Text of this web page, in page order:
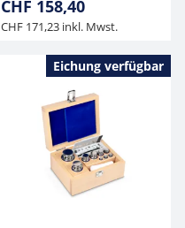
CHF 158,40
CHF 171,23 inkl. Mwst.
Eichung verfügbar